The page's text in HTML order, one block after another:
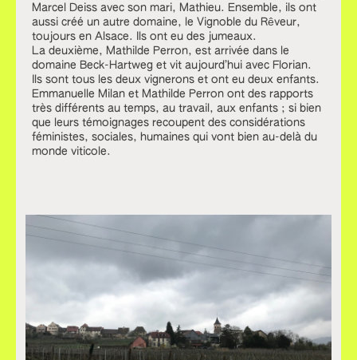
Marcel Deiss avec son mari, Mathieu. Ensemble, ils ont
aussi créé un autre domaine, le Vignoble du Rêveur,
toujours en Alsace. Ils ont eu des jumeaux.
La deuxième, Mathilde Perron, est arrivée dans le
domaine Beck-Hartweg et vit aujourd’hui avec Florian.
Ils sont tous les deux vignerons et ont eu deux enfants.
Emmanuelle Milan et Mathilde Perron ont des rapports
très différents au temps, au travail, aux enfants ; si bien
que leurs témoignages recoupent des considérations
féministes, sociales, humaines qui vont bien au-delà du
monde viticole.